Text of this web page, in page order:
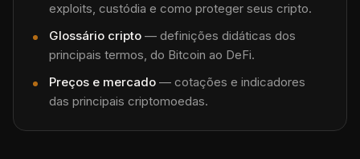
exploits, custódia e como proteger seus cripto.
Glossário cripto — definições didáticas dos
principais termos, do Bitcoin ao DeFi.
Preços e mercado — cotações e indicadores
das principais criptomoedas.